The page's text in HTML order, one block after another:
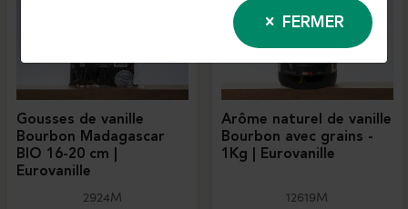
Gousses de vanille
Bourbon Madagascar
BIO 16-20 cm |
Eurovanille
2924M
Arôme naturel de vanille
Bourbon avec grains -
1Kg | Eurovanille
12619M
FERMER